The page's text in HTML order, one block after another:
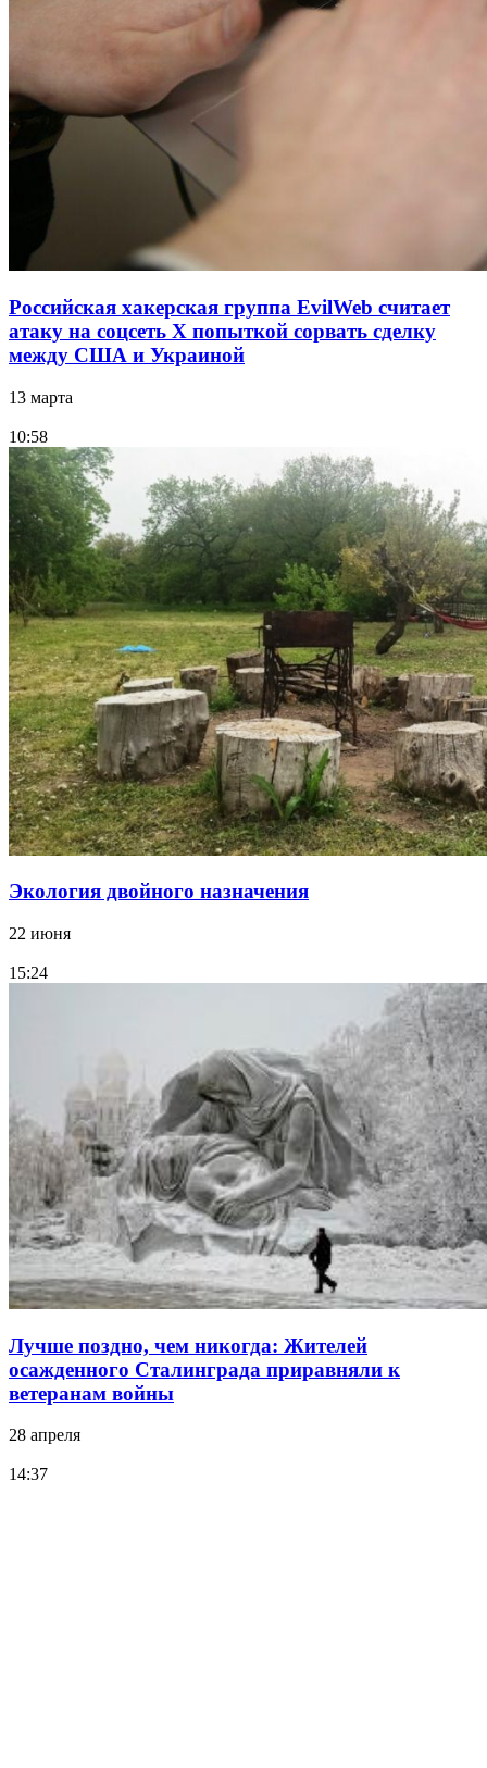
Российская хакерская группа EvilWeb считает
атаку на соцсеть Х попыткой сорвать сделку
между США и Украиной
13 марта
10:58
Экология двойного назначения
22 июня
15:24
Лучше поздно, чем никогда: Жителей
осажденного Сталинграда приравняли к
ветеранам войны
28 апреля
14:37